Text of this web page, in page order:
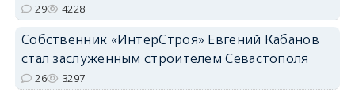
29 4228
Собственник «ИнтерСтроя» Евгений Кабанов
стал заслуженным строителем Севастополя
26 3297